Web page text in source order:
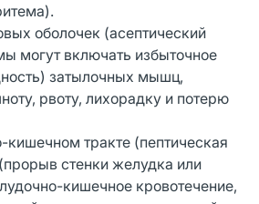
оболочек (асептический
могут включать избыточное
затылочных мышц,
рвоту, лихорадку и потерю
кишечном тракте (пептическая
стенки желудка или
кишечное кровотечение,